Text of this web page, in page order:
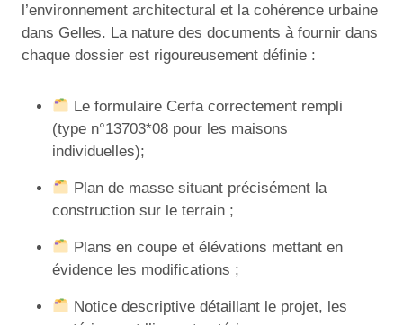
l’environnement architectural et la cohérence urbaine
dans Gelles. La nature des documents à fournir dans
chaque dossier est rigoureusement définie :
Le formulaire Cerfa correctement rempli
(type n°13703*08 pour les maisons
individuelles);
Plan de masse situant précisément la
construction sur le terrain ;
Plans en coupe et élévations mettant en
évidence les modifications ;
Notice descriptive détaillant le projet, les